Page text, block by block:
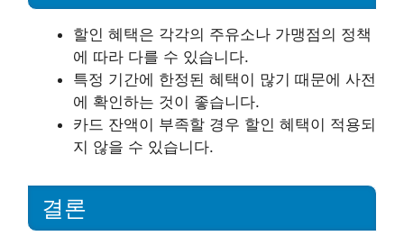
할인 혜택은 각각의 주유소나 가맹점의 정책
에 따라 다를 수 있습니다.
특정 기간에 한정된 혜택이 많기 때문에 사전
에 확인하는 것이 좋습니다.
카드 잔액이 부족할 경우 할인 혜택이 적용되
지 않을 수 있습니다.
결론